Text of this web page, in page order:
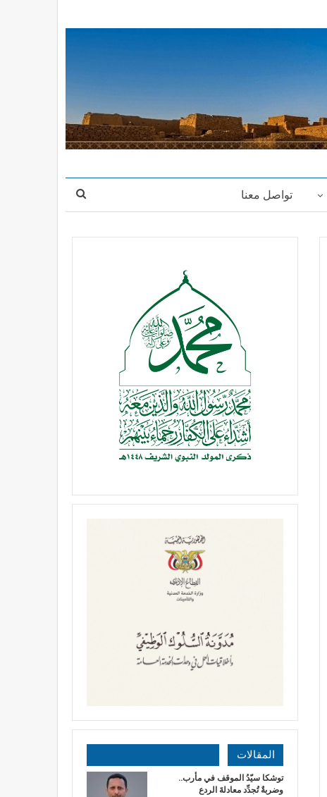
تواصل معنا
المقالات
توشكا سيّدُ الموقف في مأرب..
وضربةٌ تُجدِّد معادلةَ الردع